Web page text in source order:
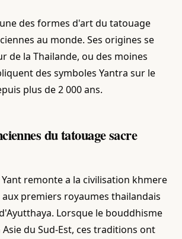
des formes d'art du tatouage
au monde. Ses origines se
de la Thailande, ou des moines
des symboles Yantra sur le
plus de 2 000 ans.
du tatouage sacre
remonte a la civilisation khmere
premiers royaumes thailandais
Lorsque le bouddhisme
du Sud-Est, ces traditions ont